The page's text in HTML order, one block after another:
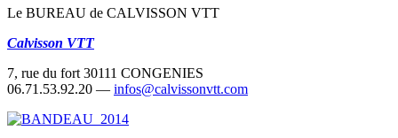
Le BUREAU de CALVISSON VTT
Calvisson VTT
7, rue du fort 30111 CONGENIES
06.71.53.92.20 — infos@calvissonvtt.com